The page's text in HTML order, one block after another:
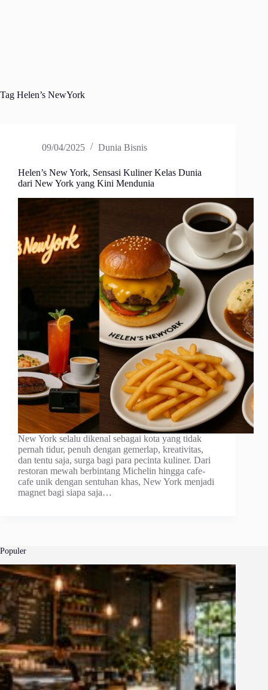
Tag Helen’s NewYork
09/04/2025 Dunia Bisnis
Helen’s New York, Sensasi Kuliner Kelas Dunia
dari New York yang Kini Mendunia
New York selalu dikenal sebagai kota yang tidak
pernah tidur, penuh dengan gemerlap, kreativitas,
dan tentu saja, surga bagi para pecinta kuliner. Dari
restoran mewah berbintang Michelin hingga cafe-
cafe unik dengan sentuhan khas, New York menjadi
magnet bagi siapa saja…
Populer